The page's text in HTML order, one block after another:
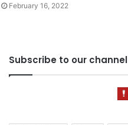
February 16, 2022
Subscribe to our channel